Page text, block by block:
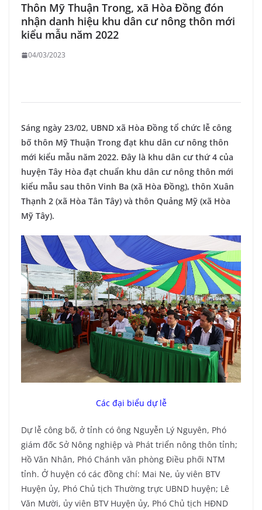
Thôn Mỹ Thuận Trong, xã Hòa Đồng đón
nhận danh hiệu khu dân cư nông thôn mới
kiểu mẫu năm 2022
04/03/2023
Sáng ngày 23/02, UBND xã Hòa Đồng tổ chức lễ công
bố thôn Mỹ Thuận Trong đạt khu dân cư nông thôn
mới kiểu mẫu năm 2022. Đây là khu dân cư thứ 4 của
huyện Tây Hòa đạt chuẩn khu dân cư nông thôn mới
kiểu mẫu sau thôn Vinh Ba (xã Hòa Đồng), thôn Xuân
Thạnh 2 (xã Hòa Tân Tây) và thôn Quảng Mỹ (xã Hòa
Mỹ Tây).
Các đại biểu dự lễ
Dự lễ công bố, ở tỉnh có ông Nguyễn Lý Nguyên, Phó
giám đốc Sở Nông nghiệp và Phát triển nông thôn tỉnh;
Hồ Văn Nhân, Phó Chánh văn phòng Điều phối NTM
tỉnh. Ở huyện có các đồng chí: Mai Ne, ủy viên BTV
Huyện ủy, Phó Chủ tịch Thường trực UBND huyện; Lê
Văn Mười, ủy viên BTV Huyện ủy, Phó Chủ tịch HĐND